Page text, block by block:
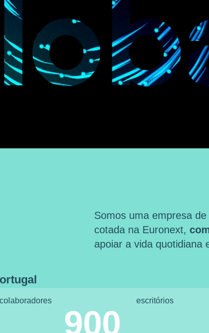
Somos uma empresa
cotada na Euronext,
apoiar a vida quotidiana
colaboradores
900
escritórios